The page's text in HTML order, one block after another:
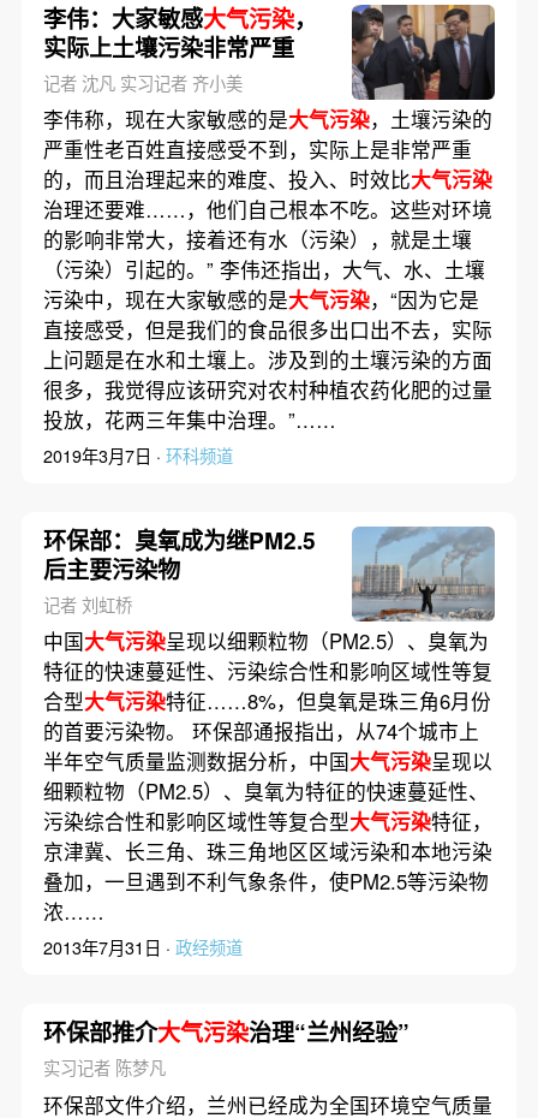
李伟：大家敏感大气污染，
实际上土壤污染非常严重
记者 沈凡 实习记者 齐小美
李伟称，现在大家敏感的是大气污染，土壤污染的
严重性老百姓直接感受不到，实际上是非常严重
的，而且治理起来的难度、投入、时效比大气污染
治理还要难……，他们自己根本不吃。这些对环境
的影响非常大，接着还有水（污染），就是土壤
（污染）引起的。” 李伟还指出，大气、水、土壤
污染中，现在大家敏感的是大气污染，“因为它是
直接感受，但是我们的食品很多出口出不去，实际
上问题是在水和土壤上。涉及到的土壤污染的方面
很多，我觉得应该研究对农村种植农药化肥的过量
投放，花两三年集中治理。”……
2019年3月7日 · 环科频道
环保部：臭氧成为继PM2.5
后主要污染物
记者 刘虹桥
中国大气污染呈现以细颗粒物（PM2.5）、臭氧为
特征的快速蔓延性、污染综合性和影响区域性等复
合型大气污染特征……8%，但臭氧是珠三角6月份
的首要污染物。 环保部通报指出，从74个城市上
半年空气质量监测数据分析，中国大气污染呈现以
细颗粒物（PM2.5）、臭氧为特征的快速蔓延性、
污染综合性和影响区域性等复合型大气污染特征，
京津冀、长三角、珠三角地区区域污染和本地污染
叠加，一旦遇到不利气象条件，使PM2.5等污染物
浓……
2013年7月31日 · 政经频道
环保部推介大气污染治理“兰州经验”
实习记者 陈梦凡
环保部文件介绍，兰州已经成为全国环境空气质量